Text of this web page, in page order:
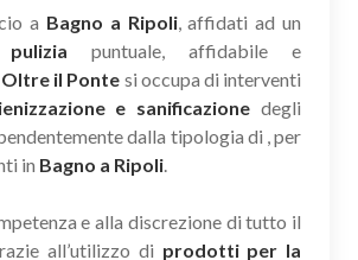
a Bagno a Ripoli, affidati ad un
pulizia puntuale, affidabile e
Oltre il Ponte si occupa di interventi
e sanificazione degli
dalla tipologia di , per
in Bagno a Ripoli.
e alla discrezione di tutto il
all’utilizzo di prodotti per la